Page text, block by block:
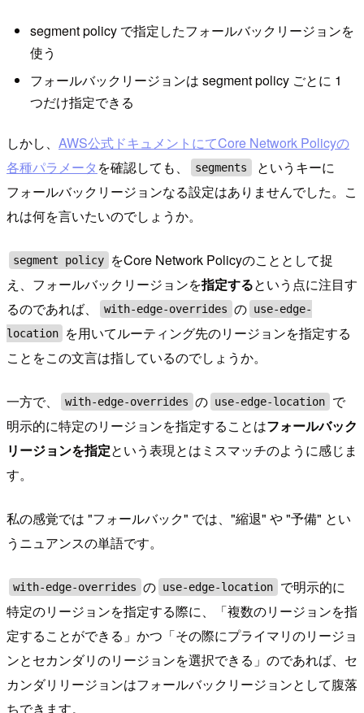
segment policy で指定したフォールバックリージョンを
使う
フォールバックリージョンは segment policy ごとに 1
つだけ指定できる
しかし、 AWS公式ドキュメントにてCore Network Policyの
各種パラメータ を確認しても、 segments
というキーに
フォールバックリージョンなる設定はありませんでした。こ
れは何を言いたいのでしょうか。
segment policy
をCore Network Policyのこととして捉
え、フォールバックリージョンを指定するという点に注目す
るのであれば、
with-edge-overrides の use-edge-
location
を用いてルーティング先のリージョンを指定する
ことをこの文言は指しているのでしょうか。
一方で、 with-edge-overrides の use-edge-location
で
明示的に特定のリージョンを指定することはフォールバック
リージョンを指定という表現とはミスマッチのように感じま
す。
私の感覚では "フォールバック" では、"縮退" や "予備" とい
うニュアンスの単語です。
with-edge-overrides の use-edge-location
で明示的に
特定のリージョンを指定する際に、「複数のリージョンを指
定することができる」かつ「その際にプライマリのリージョ
ンとセカンダリのリージョンを選択できる」のであれば、セ
カンダリリージョンはフォールバックリージョンとして腹落
ちできます。